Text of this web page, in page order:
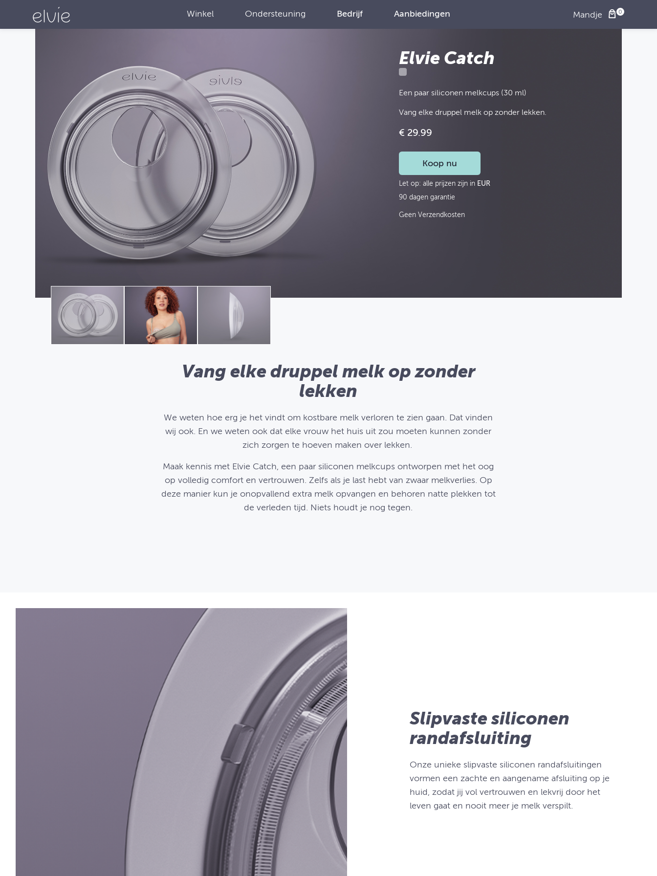
Winkel Ondersteuning Bedrijf Aanbiedingen Mandje
Elvie Catch
Een paar siliconen melkcups (30 ml)
Vang elke druppel melk op zonder lekken.
€ 29.99
Koop nu
Let op: alle prijzen zijn in EUR
90 dagen garantie
Geen Verzendkosten
Vang elke druppel melk op zonder
lekken
We weten hoe erg je het vindt om kostbare melk verloren te zien gaan. Dat vinden
wij ook. En we weten ook dat elke vrouw het huis uit zou moeten kunnen zonder
zich zorgen te hoeven maken over lekken.
Maak kennis met Elvie Catch, een paar siliconen melkcups ontworpen met het oog
op volledig comfort en vertrouwen. Zelfs als je last hebt van zwaar melkverlies. Op
deze manier kun je onopvallend extra melk opvangen en behoren natte plekken tot
de verleden tijd. Niets houdt je nog tegen.
Slipvaste siliconen
randafsluiting
Onze unieke slipvaste siliconen randafsluitingen
vormen een zachte en aangename afsluiting op je
huid, zodat jij vol vertrouwen en lekvrij door het
leven gaat en nooit meer je melk verspilt.